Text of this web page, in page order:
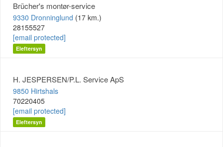
Brücher's montør-service
9330 Dronninglund (17 km.)
28155527
[email protected]
Eleftersyn
H. JESPERSEN/P.L. Service ApS
9850 Hirtshals
70220405
[email protected]
Eleftersyn